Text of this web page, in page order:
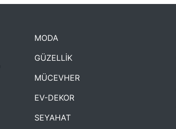
MODA
GÜZELLİK
MÜCEVHER
EV-DEKOR
SEYAHAT